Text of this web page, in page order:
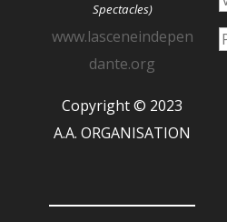
Spectacles)
www.lasceneindepen
dante.org
Copyright © 2023
A.A. ORGANISATION